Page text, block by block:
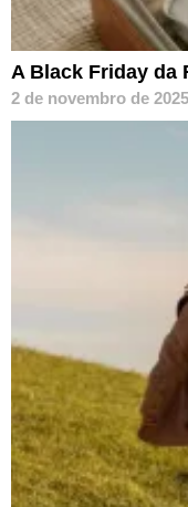
A Black Friday da
2 de novembro de 2025